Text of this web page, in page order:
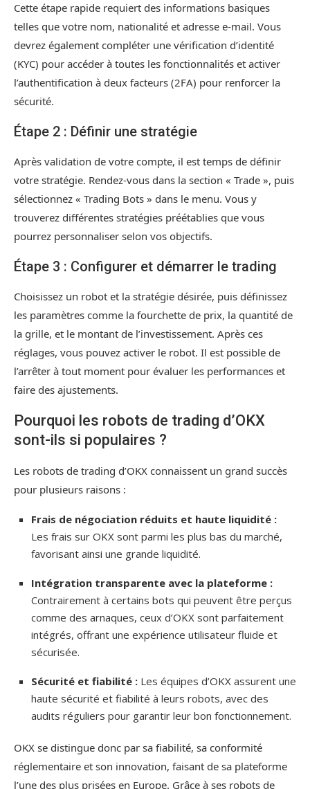
Cette étape rapide requiert des informations basiques
telles que votre nom, nationalité et adresse e-mail. Vous
devrez également compléter une vérification d’identité
(KYC) pour accéder à toutes les fonctionnalités et activer
l’authentification à deux facteurs (2FA) pour renforcer la
sécurité.
Étape 2 : Définir une stratégie
Après validation de votre compte, il est temps de définir
votre stratégie. Rendez-vous dans la section « Trade », puis
sélectionnez « Trading Bots » dans le menu. Vous y
trouverez différentes stratégies préétablies que vous
pourrez personnaliser selon vos objectifs.
Étape 3 : Configurer et démarrer le trading
Choisissez un robot et la stratégie désirée, puis définissez
les paramètres comme la fourchette de prix, la quantité de
la grille, et le montant de l’investissement. Après ces
réglages, vous pouvez activer le robot. Il est possible de
l’arrêter à tout moment pour évaluer les performances et
faire des ajustements.
Pourquoi les robots de trading d’OKX
sont-ils si populaires ?
Les robots de trading d’OKX connaissent un grand succès
pour plusieurs raisons :
Frais de négociation réduits et haute liquidité :
Les frais sur OKX sont parmi les plus bas du marché,
favorisant ainsi une grande liquidité.
Intégration transparente avec la plateforme :
Contrairement à certains bots qui peuvent être perçus
comme des arnaques, ceux d’OKX sont parfaitement
intégrés, offrant une expérience utilisateur fluide et
sécurisée.
Sécurité et fiabilité : Les équipes d’OKX assurent une
haute sécurité et fiabilité à leurs robots, avec des
audits réguliers pour garantir leur bon fonctionnement.
OKX se distingue donc par sa fiabilité, sa conformité
réglementaire et son innovation, faisant de sa plateforme
l’une des plus prisées en Europe. Grâce à ses robots de